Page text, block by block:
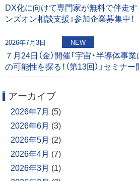
DX化に向けて専門家が無料で伴走す
ンズオン相談支援」参加企業募集中！
2026年7月3日 NEW
７月24日（金）開催「宇宙・半導体事
の可能性を探る！（第13回）」セミナ
アーカイブ
2026年7月 (5)
2026年6月 (3)
2026年5月 (2)
2026年4月 (7)
2026年3月 (1)